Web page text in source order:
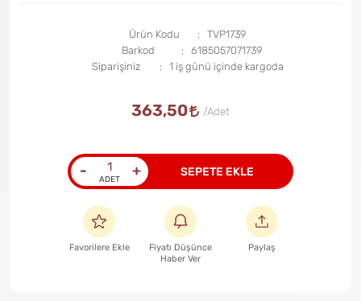
Ürün Kodu
TVP1739
Barkod
6185057071739
Siparişiniz
1 iş günü içinde kargoda
363,50
- + SEPETE EKLE
Favorilere Ekle
Fiyatı Düşünce
Haber Ver
Paylaş